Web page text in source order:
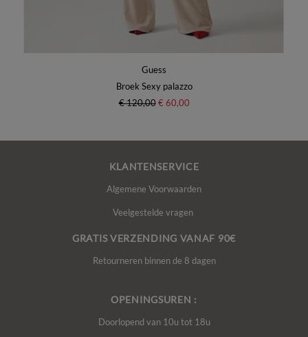
Guess
Broek Sexy palazzo
€ 120,00 € 60,00
KLANTENSERVICE
Algemene Voorwaarden
Veelgestelde vragen
GRATIS VERZENDING VANAF 90€
Retourneren binnen de 8 dagen
OPENINGSUREN :
Doorlopend van 10u tot 18u